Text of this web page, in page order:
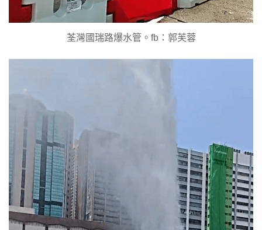
荃灣國瑞路爆水管。fb：郭芙蓉